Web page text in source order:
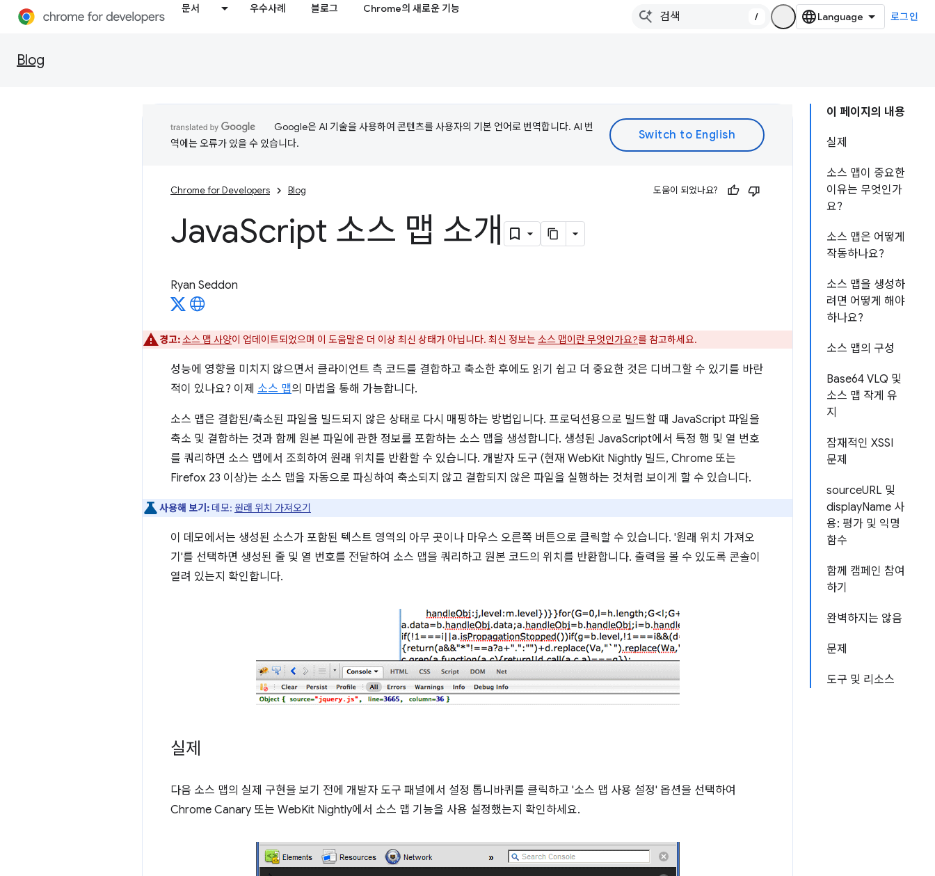
문서 우수사례 블로그 Chrome의 새로운 기능
/ 로그인
Blog
이 페이지의 내용
실제
소스 맵이 중요한
이유는 무엇인가
요?
소스 맵은 어떻게
작동하나요?
소스 맵을 생성하
려면 어떻게 해야
하나요?
소스 맵의 구성
Base64 VLQ 및
소스 맵 작게 유
지
잠재적인 XSSI
문제
sourceURL 및
displayName 사
용: 평가 및 익명
함수
함께 캠페인 참여
하기
완벽하지는 않음
문제
도구 및 리소스
Google은 AI 기술을 사용하여 콘텐츠를 사용자의 기본 언어로 번역합니다. AI 번
역에는 오류가 있을 수 있습니다.
Chrome for Developers Blog 도움이 되었나요?
JavaScript 소스 맵 소개
Ryan Seddon
경고:소스 맵 사양이 업데이트되었으며 이 도움말은 더 이상 최신 상태가 아닙니다. 최신 정보는소스 맵이란 무엇인가요?를 참고하세요.
성능에 영향을 미치지 않으면서 클라이언트 측 코드를 결합하고 축소한 후에도 읽기 쉽고 더 중요한 것은 디버그할 수 있기를 바란
적이 있나요? 이제 소스 맵의 마법을 통해 가능합니다.
소스 맵은 결합된/축소된 파일을 빌드되지 않은 상태로 다시 매핑하는 방법입니다. 프로덕션용으로 빌드할 때 JavaScript 파일을
축소 및 결합하는 것과 함께 원본 파일에 관한 정보를 포함하는 소스 맵을 생성합니다. 생성된 JavaScript에서 특정 행 및 열 번호
를 쿼리하면 소스 맵에서 조회하여 원래 위치를 반환할 수 있습니다. 개발자 도구 (현재 WebKit Nightly 빌드, Chrome 또는
Firefox 23 이상)는 소스 맵을 자동으로 파싱하여 축소되지 않고 결합되지 않은 파일을 실행하는 것처럼 보이게 할 수 있습니다.
사용해 보기: 데모: 원래 위치 가져오기
이 데모에서는 생성된 소스가 포함된 텍스트 영역의 아무 곳이나 마우스 오른쪽 버튼으로 클릭할 수 있습니다. '원래 위치 가져오
기'를 선택하면 생성된 줄 및 열 번호를 전달하여 소스 맵을 쿼리하고 원본 코드의 위치를 반환합니다. 출력을 볼 수 있도록 콘솔이
열려 있는지 확인합니다.
실제
다음 소스 맵의 실제 구현을 보기 전에 개발자 도구 패널에서 설정 톱니바퀴를 클릭하고 '소스 맵 사용 설정' 옵션을 선택하여
Chrome Canary 또는 WebKit Nightly에서 소스 맵 기능을 사용 설정했는지 확인하세요.